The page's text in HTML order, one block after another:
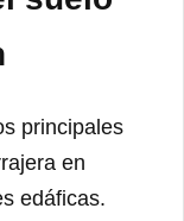
principales
en
edáficas.